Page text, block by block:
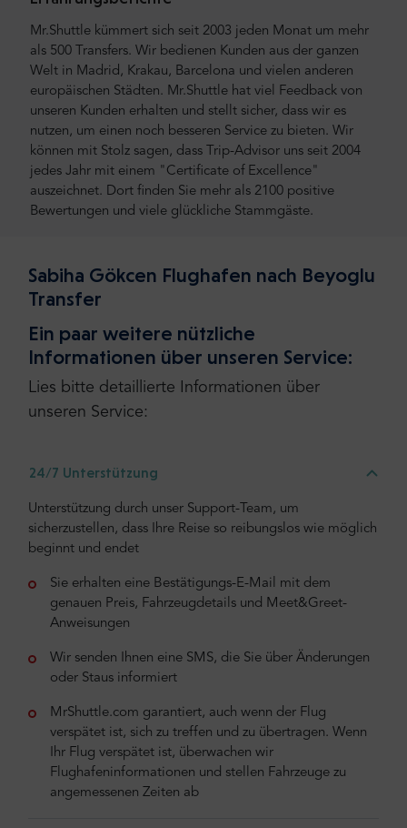
Mr.Shuttle kümmert sich seit 2003 jeden Monat um mehr
als 500 Transfers. Wir bedienen Kunden aus der ganzen
Welt in Madrid, Krakau, Barcelona und vielen anderen
europäischen Städten. Mr.Shuttle hat viel Feedback von
unseren Kunden erhalten und stellt sicher, dass wir es
nutzen, um einen noch besseren Service zu bieten. Wir
können mit Stolz sagen, dass Trip-Advisor uns seit 2004
jedes Jahr mit einem "Certificate of Excellence"
auszeichnet. Dort finden Sie mehr als 2100 positive
Bewertungen und viele glückliche Stammgäste.
Sabiha Gökcen Flughafen nach Beyoglu
Transfer
Ein paar weitere nützliche
Informationen über unseren Service:
Lies bitte detaillierte Informationen über
unseren Service:
24/7 Unterstützung
Unterstützung durch unser Support-Team, um
sicherzustellen, dass Ihre Reise so reibungslos wie möglich
beginnt und endet
Sie erhalten eine Bestätigungs-E-Mail mit dem
genauen Preis, Fahrzeugdetails und Meet&Greet-
Anweisungen
Wir senden Ihnen eine SMS, die Sie über Änderungen
oder Staus informiert
MrShuttle.com garantiert, auch wenn der Flug
verspätet ist, sich zu treffen und zu übertragen. Wenn
Ihr Flug verspätet ist, überwachen wir
Flughafeninformationen und stellen Fahrzeuge zu
angemessenen Zeiten ab